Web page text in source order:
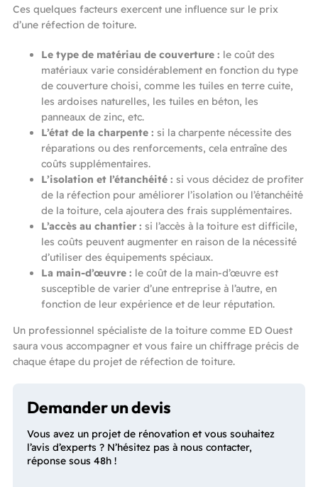
Ces quelques facteurs exercent une influence sur le prix
d’une réfection de toiture.
Le type de matériau de couverture : le coût des
matériaux varie considérablement en fonction du type
de couverture choisi, comme les tuiles en terre cuite,
les ardoises naturelles, les tuiles en béton, les
panneaux de zinc, etc.
L’état de la charpente : si la charpente nécessite des
réparations ou des renforcements, cela entraîne des
coûts supplémentaires.
L’isolation et l’étanchéité : si vous décidez de profiter
de la réfection pour améliorer l’isolation ou l’étanchéité
de la toiture, cela ajoutera des frais supplémentaires.
L’accès au chantier : si l’accès à la toiture est difficile,
les coûts peuvent augmenter en raison de la nécessité
d’utiliser des équipements spéciaux.
La main-d’œuvre : le coût de la main-d’œuvre est
susceptible de varier d’une entreprise à l’autre, en
fonction de leur expérience et de leur réputation.
Un professionnel spécialiste de la toiture comme ED Ouest
saura vous accompagner et vous faire un chiffrage précis de
chaque étape du projet de réfection de toiture.
Demander un devis
Vous avez un projet de rénovation et vous souhaitez
l’avis d’experts ? N’hésitez pas à nous contacter,
réponse sous 48h !